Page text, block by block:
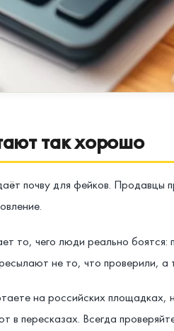
так хорошо
почву для фейков. Продавцы
чего люди реально боятся:
не то, что проверили, а
на российских
пересказах. Всегда